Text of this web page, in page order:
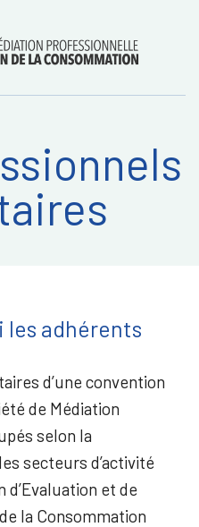
les adhérents
d’une convention
de Médiation
selon la
secteurs d’activité
d’Evaluation et de
la Consommation